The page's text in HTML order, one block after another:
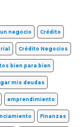
negocio Crédito
Crédito Negocios
bien para bien
mis deudas
emprendimiento
Finanzas